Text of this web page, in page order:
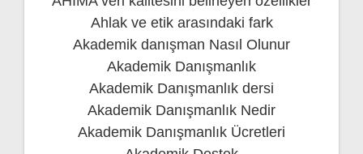
Ahlak ve etik arasındaki fark
Akademik danışman Nasıl Olunur
Akademik Danışmanlık
Akademik Danışmanlık dersi
Akademik Danışmanlık Nedir
Akademik Danışmanlık Ücretleri